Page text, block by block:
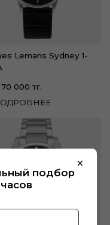
Lemans Sydney 1-
70 000 тг.
подбор
×